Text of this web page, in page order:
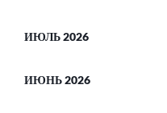
ИЮЛЬ 2026
ИЮНЬ 2026